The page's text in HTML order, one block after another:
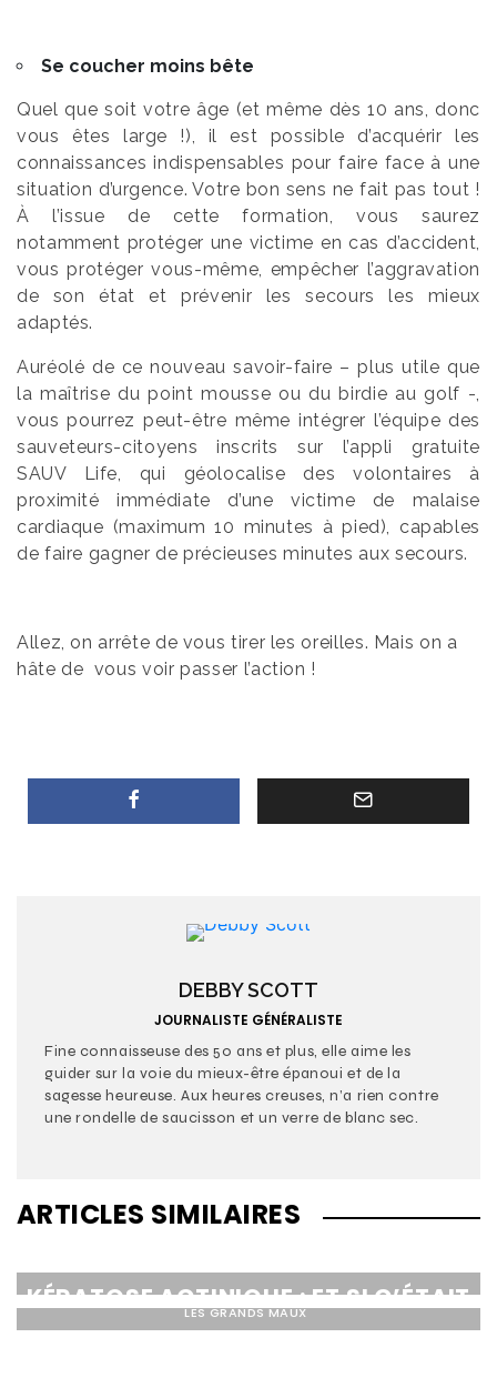
Se coucher moins bête
Quel que soit votre âge (et même dès 10 ans, donc
vous êtes large !), il est possible d’acquérir les
connaissances indispensables pour faire face à une
situation d’urgence. Votre bon sens ne fait pas tout !
À l’issue de cette formation, vous saurez
notamment protéger une victime en cas d’accident,
vous protéger vous-même, empêcher l’aggravation
de son état et prévenir les secours les mieux
adaptés.
Auréolé de ce nouveau savoir-faire – plus utile que
la maîtrise du point mousse ou du birdie au golf -,
vous pourrez peut-être même intégrer l’équipe des
sauveteurs-citoyens inscrits sur l’appli gratuite
SAUV Life, qui géolocalise des volontaires à
proximité immédiate d’une victime de malaise
cardiaque (maximum 10 minutes à pied), capables
de faire gagner de précieuses minutes aux secours.
Allez, on arrête de vous tirer les oreilles. Mais on a
hâte de vous voir passer l’action !
DEBBY SCOTT
JOURNALISTE GÉNÉRALISTE
Fine connaisseuse des 50 ans et plus, elle aime les
guider sur la voie du mieux-être épanoui et de la
sagesse heureuse. Aux heures creuses, n’a rien contre
une rondelle de saucisson et un verre de blanc sec.
ARTICLES SIMILAIRES
KÉRATOSE ACTINIQUE : ET SI C’ÉTAIT
MOI ?
LES GRANDS MAUX